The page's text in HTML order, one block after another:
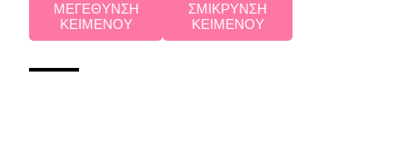
ΜΕΓΕΘΥΝΣΗ
ΚΕΙΜΕΝΟΥ
ΣΜΙΚΡΥΝΣΗ
ΚΕΙΜΕΝΟΥ